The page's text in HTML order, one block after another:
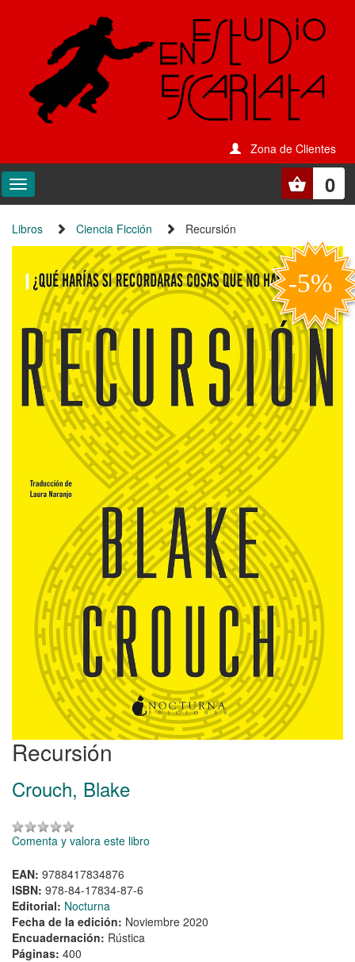
Zona de Clientes
0
Libros Ciencia Ficción Recursión
Recursión
Crouch, Blake
Comenta y valora este libro
EAN: 9788417834876
ISBN: 978-84-17834-87-6
Editorial: Nocturna
Fecha de la edición: Noviembre 2020
Encuadernación: Rústica
Páginas: 400